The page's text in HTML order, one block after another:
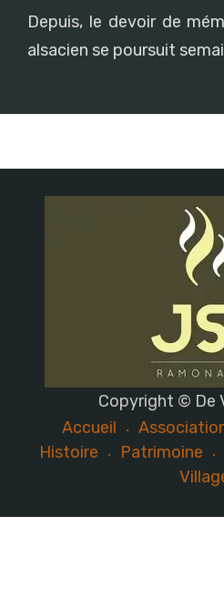
Depuis, le devoir de
alsacien se poursuit
Copyright © De
Accueil
Histoire
Patrimoine